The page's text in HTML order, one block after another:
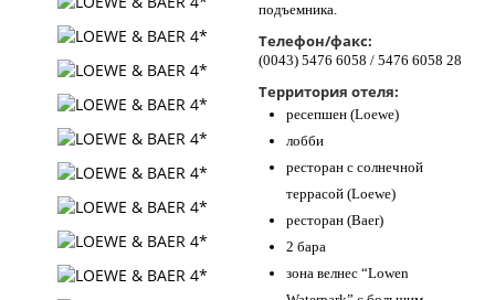
подъемника.
Телефон/факс:
(0043) 5476 6058 / 5476 6058 28
Территория отеля:
ресепшен (Loewe)
лобби
ресторан с солнечной
террасой (Loewe)
ресторан (Baer)
2 бара
зона велнес “Lowen